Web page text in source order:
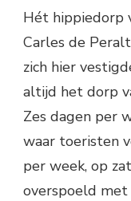
Hét hippiedorp
Carles de
zich hier
altijd het dorp
Zes dagen per
waar toeristen
per week, op
overspoeld